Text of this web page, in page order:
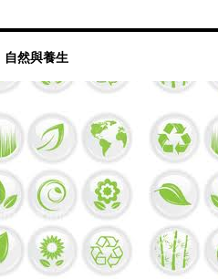
然與養生